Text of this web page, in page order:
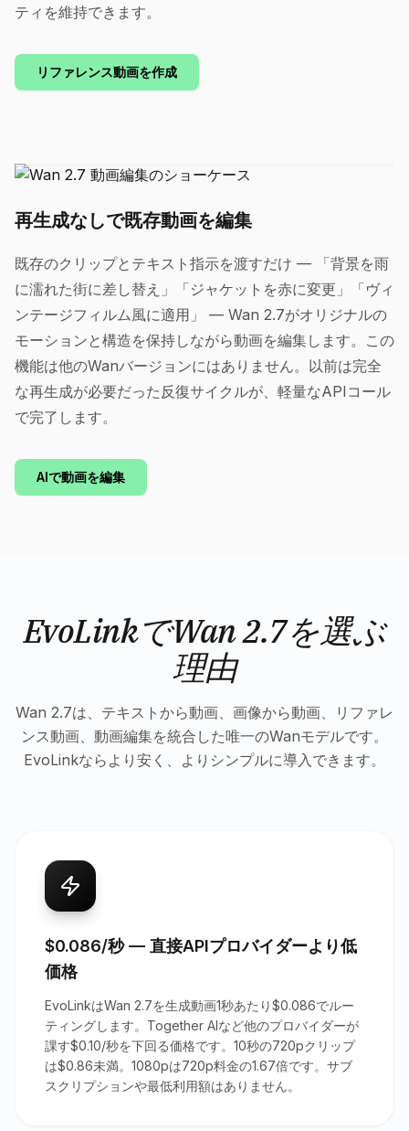
ティを維持できます。
リファレンス動画を作成
再生成なしで既存動画を編集
既存のクリップとテキスト指示を渡すだけ — 「背景を雨
に濡れた街に差し替え」「ジャケットを赤に変更」「ヴィ
ンテージフィルム風に適用」 — Wan 2.7がオリジナルの
モーションと構造を保持しながら動画を編集します。この
機能は他のWanバージョンにはありません。以前は完全
な再生成が必要だった反復サイクルが、軽量なAPIコール
で完了します。
AIで動画を編集
EvoLinkでWan 2.7を選ぶ
理由
Wan 2.7は、テキストから動画、画像から動画、リファレ
ンス動画、動画編集を統合した唯一のWanモデルです。
EvoLinkならより安く、よりシンプルに導入できます。
$0.086/秒 — 直接APIプロバイダーより低
価格
EvoLinkはWan 2.7を生成動画1秒あたり$0.086でルー
ティングします。Together AIなど他のプロバイダーが
課す$0.10/秒を下回る価格です。10秒の720pクリップ
は$0.86未満。1080pは720p料金の1.67倍です。サブ
スクリプションや最低利用額はありません。